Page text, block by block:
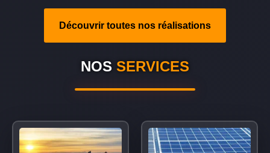
Découvrir toutes nos réalisations
NOS SERVICES